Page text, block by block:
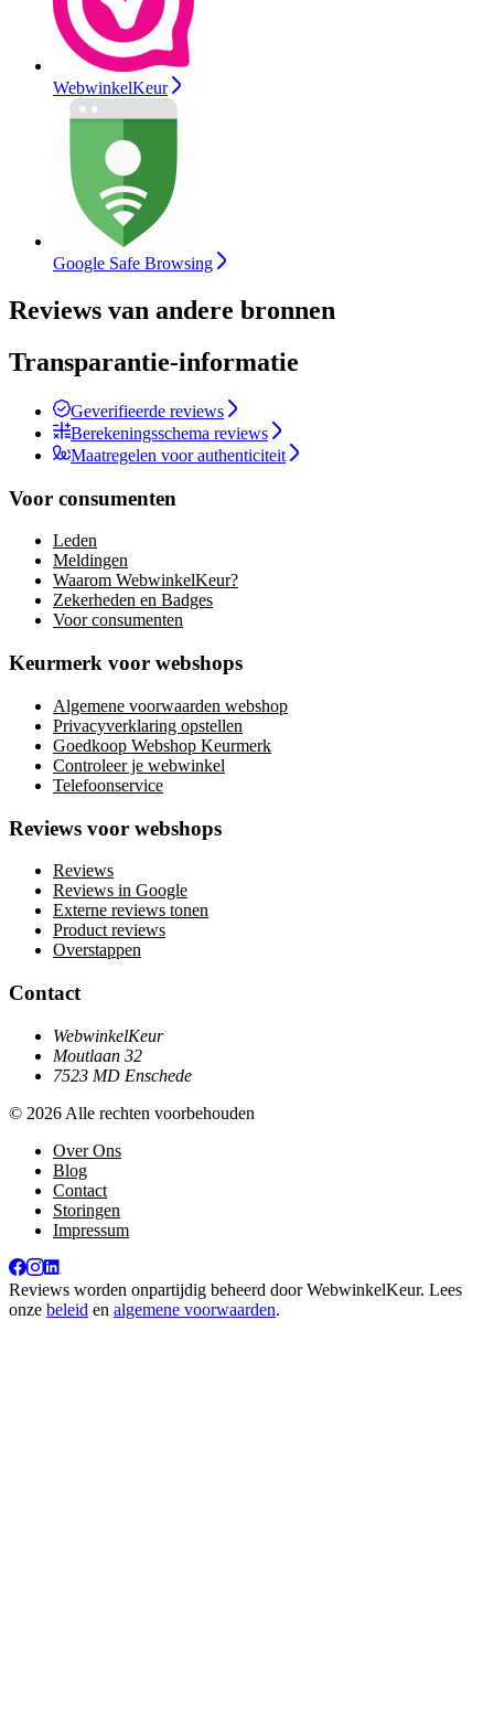
WebwinkelKeur
Google Safe Browsing
Reviews van andere bronnen
Transparantie-informatie
Geverifieerde reviews
Berekeningsschema reviews
Maatregelen voor authenticiteit
Voor consumenten
Leden
Meldingen
Waarom WebwinkelKeur?
Zekerheden en Badges
Voor consumenten
Keurmerk voor webshops
Algemene voorwaarden webshop
Privacyverklaring opstellen
Goedkoop Webshop Keurmerk
Controleer je webwinkel
Telefoonservice
Reviews voor webshops
Reviews
Reviews in Google
Externe reviews tonen
Product reviews
Overstappen
Contact
WebwinkelKeur
Moutlaan 32
7523 MD Enschede
© 2026 Alle rechten voorbehouden
Over Ons
Blog
Contact
Storingen
Impressum
Reviews worden onpartijdig beheerd doorWebwinkelKeur. Lees
onze beleid en algemene voorwaarden.